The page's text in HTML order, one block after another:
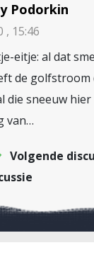
Podorkin
, 15:46
eitje: al dat
de golfstroom
die sneeuw
van…
Volgende